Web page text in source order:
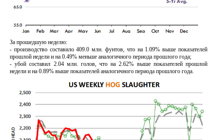
За прошедшую неделю:
- производство составило 409.0 млн. фунтов, что на 1.09% выше показателей
прошлой недели и на 0.49% меньше аналогичного периода прошлого года;
- убой составил 2.04 млн. голов, что на 2.62% выше показателей прошлой
недели и на 0.89% выше показателей аналогичного периода прошлого года.